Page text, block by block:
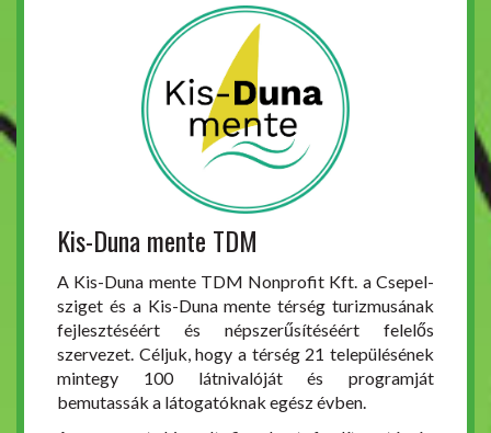
Kis-Duna mente TDM
A Kis-Duna mente TDM Nonprofit Kft. a Csepel-
sziget és a Kis-Duna mente térség turizmusának
fejlesztéséért és népszerűsítéséért felelős
szervezet. Céljuk, hogy a térség 21 településének
mintegy 100 látnivalóját és programját
bemutassák a látogatóknak egész évben.